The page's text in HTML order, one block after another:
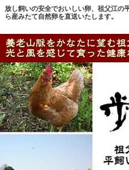
放し飼いの安全でおいしい卵、祖父江の
ら産みたて自然卵を直送いたします。